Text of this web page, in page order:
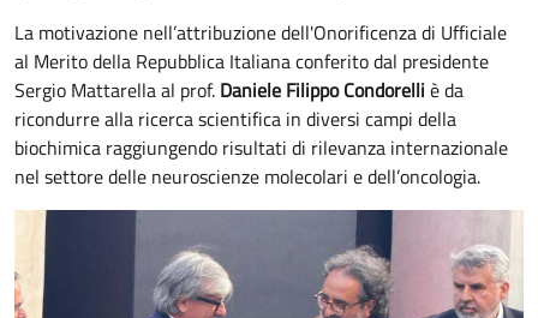
La motivazione nell’attribuzione dell'Onorificenza di Ufficiale
al Merito della Repubblica Italiana conferito dal presidente
Sergio Mattarella al prof. Daniele Filippo Condorelli è da
ricondurre alla ricerca scientifica in diversi campi della
biochimica raggiungendo risultati di rilevanza internazionale
nel settore delle neuroscienze molecolari e dell’oncologia.